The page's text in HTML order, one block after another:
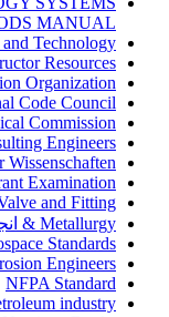
MANUAL
Technology
Resources
Organization
Code Council
Commission
Engineers
Wissenschaften
Examination
and Fitting
Metallurgy & انجمن معدن، متالورژی و اکتشاف
Standards
Engineers
NFPA Standard
industry